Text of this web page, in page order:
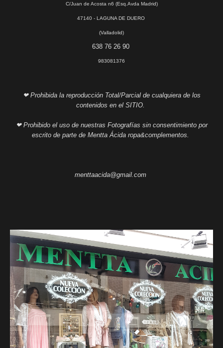
C/Juan de Acosta n6 (Esq.Avda Madrid)
47140 - LAGUNA DE DUERO
(Valladolid)
638 76 26 90
983081376
❤ Prohibida la reproducción Total/Parcial de cualquiera de los
contenidos en el SITIO.
❤ Prohibido el uso de nuestras Fotografías sin consentimiento por
escrito de parte de Mentta Ácida ropa&complementos.
menttaacida@gmail.com